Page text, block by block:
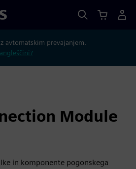
avtomatskim prevajanjem.
Module
in komponente pogonskega